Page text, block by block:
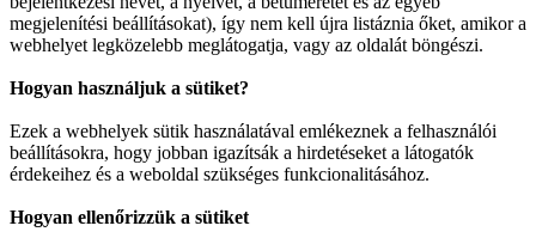
megjelenítési beállításokat), így nem kell újra listáznia őket, amikor a
webhelyet legközelebb meglátogatja, vagy az oldalát böngészi.
Hogyan használjuk a sütiket?
Ezek a webhelyek sütik használatával emlékeznek a felhasználói
beállításokra, hogy jobban igazítsák a hirdetéseket a látogatók
érdekeihez és a weboldal szükséges funkcionalitásához.
Hogyan ellenőrizzük a sütiket